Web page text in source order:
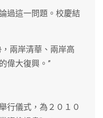
過這一問題。校慶結
兩岸清華、兩岸高
偉大復興。”
行儀式，為２０１０